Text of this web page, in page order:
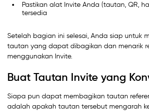
Pastikan alat Invite Anda (tautan, QR,
tersedia
Setelah bagian ini selesai, Anda siap untuk
tautan yang dapat dibagikan dan menarik
menggunakan Invite.
Buat Tautan Invite yang
Siapa pun dapat membagikan tautan
adalah apakah tautan tersebut mengarah